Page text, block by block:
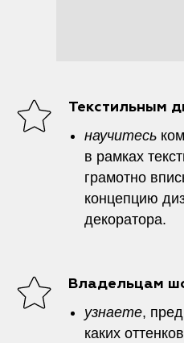
Текстильным
научитесь
в рамках
грамотно
концепцию
декоратора.
Владельцам
узнаете,
каких